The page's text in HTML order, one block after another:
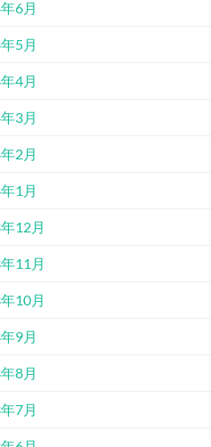
6月
5月
4月
3月
2月
1月
12月
11月
10月
9月
8月
7月